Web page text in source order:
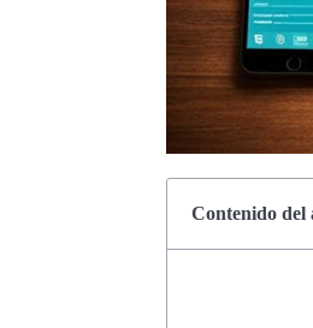
Contenido del